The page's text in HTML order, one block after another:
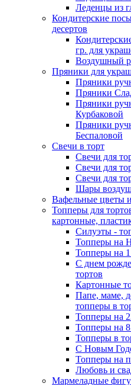
Леденцы из
Кондитерские
десертов
гр. для
Воздушный
Пряники для
Пряники
Пряники
Пряники
Курбаковой
Пряники
Беспаловой
Свечи в торт
Свечи для
Свечи для
Свечи для
Шары
Вафельные цветы
Топперы для
картонные,
Силуэты -
Топперы на
Топперы на 1
С днем
тортов
Картонные
Папе, маме,
топперы в
Топперы на
Топперы на 8
Топперы в
С Новым
Топперы на
Любовь и
Мармеладные